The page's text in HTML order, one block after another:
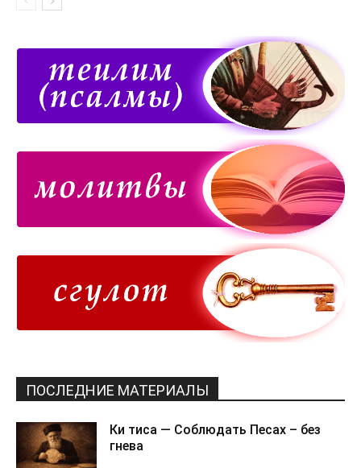
ПОСЛЕДНИЕ МАТЕРИАЛЫ
Ки тиса — Соблюдать Песах – без
гнева